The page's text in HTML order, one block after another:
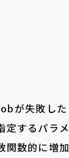
が失敗し
定するパラ
関数的に増